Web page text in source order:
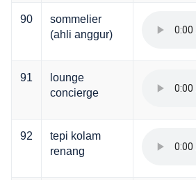
90
sommelier
(ahli anggur)
91
lounge
concierge
92
tepi kolam
renang